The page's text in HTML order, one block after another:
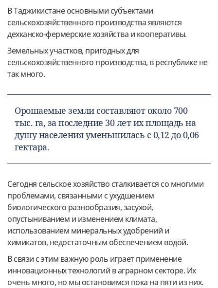
В Таджикистане основными субъектами
сельскохозяйственного производства являются
дехканско-фермерские хозяйства и кооперативы.
Земельных участков, пригодных для
сельскохозяйственного производства, в республике не
так много.
Орошаемые земли составляют около 700
тыс. га, за последние 30 лет их площадь на
душу населения уменьшилась с 0,12 до 0,06
гектара.
Сегодня сельское хозяйство сталкивается со многими
проблемами, связанными с ухудшением
биологического разнообразия, засухой,
опустыниванием и изменением климата,
использованием минеральных удобрений и
химикатов, недостаточным обеспечением водой.
В связи с этим важную роль играет применение
инновационных технологий в аграрном секторе. Их
очень много, но мы остановимся пока на пяти из них.